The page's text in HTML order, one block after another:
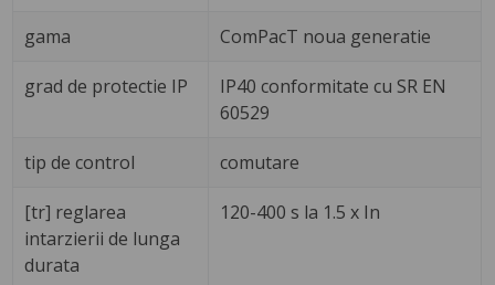
gama ComPacT noua generatie
grad de protectie IP
IP40 conformitate cu SR EN
60529
tip de control comutare
[tr] reglarea
intarzierii de lunga
durata
120-400 s la 1.5 x In